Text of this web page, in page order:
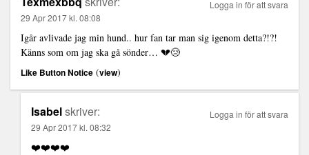
29 Apr 2017 kl. 08:08
Igår avlivade jag min hund.. hur fan tar man sig igenom detta?!?!
Känns som om jag ska gå sönder… 💔😢
Like Button Notice (view)
Logga in för att svara
Isabelskriver:
29 Apr 2017 kl. 08:32
❤️❤️❤️❤️
Logga in för att svara